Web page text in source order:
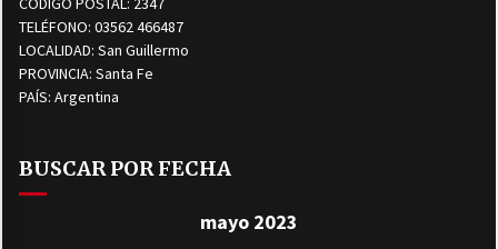
TELÉFONO: 03562 466487
LOCALIDAD: San Guillermo
PROVINCIA: Santa Fe
PAÍS: Argentina
BUSCAR POR FECHA
mayo 2023